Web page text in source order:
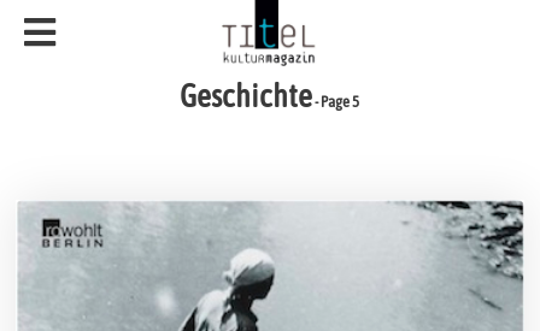
Geschichte- Page 5